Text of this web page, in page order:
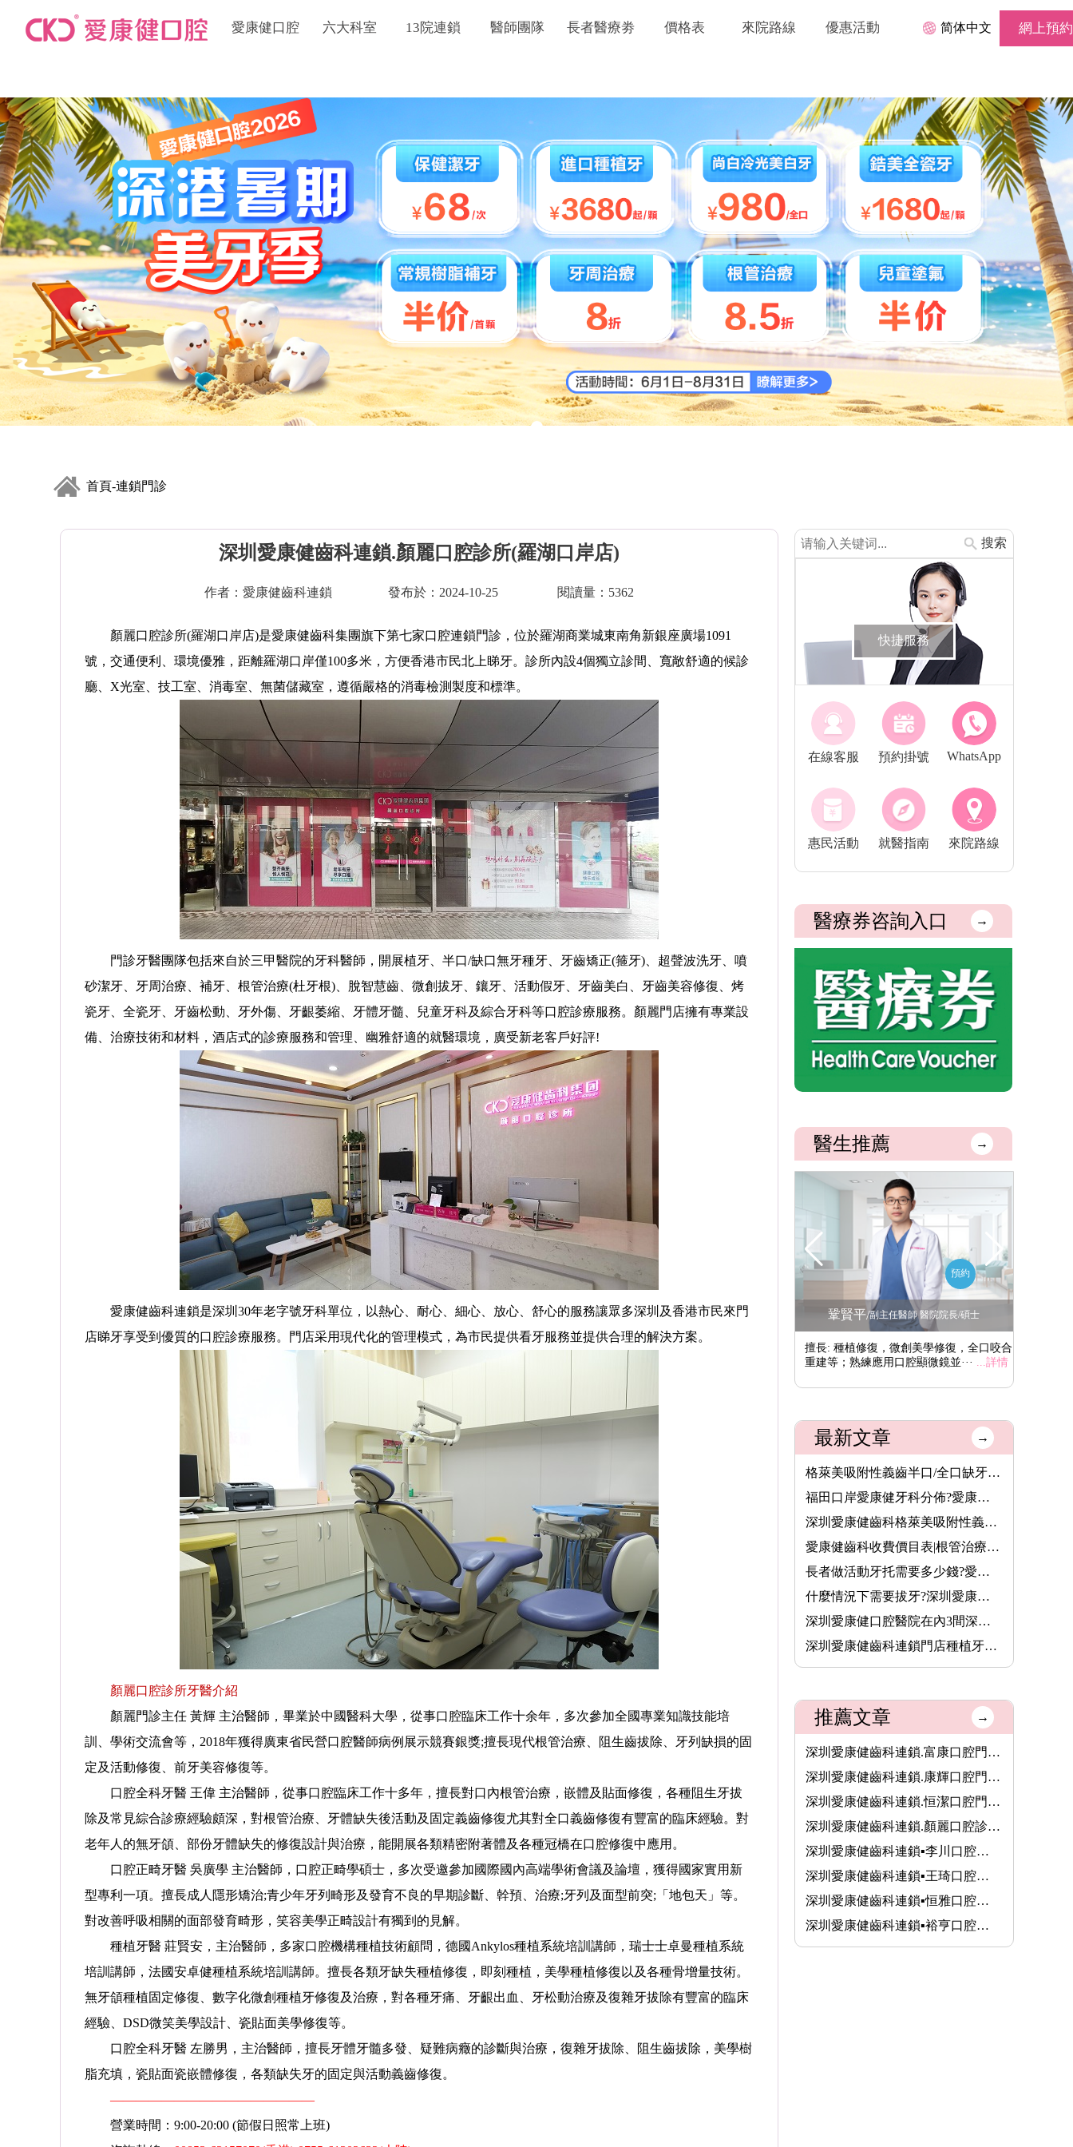
愛康健口腔 六大科室 13院連鎖 醫師團隊 長者醫療劵 價格表 來院路線 優惠活動 简体中文 網上預約
首頁-連鎖門診
深圳愛康健齒科連鎖.顏麗口腔診所(羅湖口岸店)
作者：愛康健齒科連鎖 發布於：2024-10-25 閱讀量：5362
顏麗口腔診所(羅湖口岸店)是愛康健齒科集團旗下第七家口腔連鎖門診，位於羅湖商業城東南角新銀座廣場1091
號，交通便利、環境優雅，距離羅湖口岸僅100多米，方便香港市民北上睇牙。診所內設4個獨立診間、寬敞舒適的候診
廳、X光室、技工室、消毒室、無菌儲藏室，遵循嚴格的消毒檢測製度和標準。
門診牙醫團隊包括來自於三甲醫院的牙科醫師，開展植牙、半口/缺口無牙種牙、牙齒矯正(箍牙)、超聲波洗牙、噴
砂潔牙、牙周治療、補牙、根管治療(杜牙根)、脫智慧齒、微創拔牙、鑲牙、活動假牙、牙齒美白、牙齒美容修復、烤
瓷牙、全瓷牙、牙齒松動、牙外傷、牙齦萎縮、牙體牙髓、兒童牙科及綜合牙科等口腔診療服務。顏麗門店擁有專業設
備、治療技術和材料，酒店式的診療服務和管理、幽雅舒適的就醫環境，廣受新老客戶好評!
愛康健齒科連鎖是深圳30年老字號牙科單位，以熱心、耐心、細心、放心、舒心的服務讓眾多深圳及香港市民來門
店睇牙享受到優質的口腔診療服務。門店采用現代化的管理模式，為市民提供看牙服務並提供合理的解決方案。
顏麗口腔診所牙醫介紹
顏麗門診主任 黃輝 主治醫師，畢業於中國醫科大學，從事口腔臨床工作十余年，多次參加全國專業知識技能培
訓、學術交流會等，2018年獲得廣東省民營口腔醫師病例展示競賽銀獎;擅長現代根管治療、阻生齒拔除、牙列缺損的固
定及活動修復、前牙美容修復等。
口腔全科牙醫 王偉 主治醫師，從事口腔臨床工作十多年，擅長對口內根管治療，嵌體及貼面修復，各種阻生牙拔
除及常見綜合診療經驗頗深，對根管治療、牙體缺失後活動及固定義齒修復尤其對全口義齒修復有豐富的臨床經驗。對
老年人的無牙頜、部份牙體缺失的修復設計與治療，能開展各類精密附著體及各種冠橋在口腔修復中應用。
口腔正畸牙醫 吳廣學 主治醫師，口腔正畸學碩士，多次受邀參加國際國內高端學術會議及論壇，獲得國家實用新
型專利一項。擅長成人隱形矯治;青少年牙列畸形及發育不良的早期診斷、幹預、治療;牙列及面型前突;「地包天」等。
對改善呼吸相關的面部發育畸形，笑容美學正畸設計有獨到的見解。
種植牙醫 莊賢安，主治醫師，多家口腔機構種植技術顧問，德國Ankylos種植系統培訓講師，瑞士士卓曼種植系統
培訓講師，法國安卓健種植系統培訓講師。擅長各類牙缺失種植修復，即刻種植，美學種植修復以及各種骨增量技術。
無牙頜種植固定修復、數字化微創種植牙修復及治療，對各種牙痛、牙齦出血、牙松動治療及復雜牙拔除有豐富的臨床
經驗、DSD微笑美學設計、瓷貼面美學修復等。
口腔全科牙醫 左勝男，主治醫師，擅長牙體牙髓多發、疑難病癥的診斷與治療，復雜牙拔除、阻生齒拔除，美學樹
脂充填，瓷貼面瓷嵌體修復，各類缺失牙的固定與活動義齒修復。
————————————————
營業時間：9:00-20:00 (節假日照常上班)
搜索
快捷服務
在線客服 預約掛號 WhatsApp
惠民活動 就醫指南 來院路線
醫療券咨詢入口 →
醫生推薦 →
任醫師 集團牙周學科帶頭人 熊國平/主任醫師/正畸博士
預約
擅長: 兒童、青少年、成人的各類牙、頜、
面畸形的診斷與治療。
劉鑫/副主任醫師 門診院長/博士
預約
擅長: 各種疑難種植牙，穿顴穿翼，全口無
牙頜，上頜竇提升，復雜的軟硬···
吳雨函/主治醫師 口腔醫學博士
擅長: 復雜口腔種植、美學修復、數值化植
牙、微創植牙、即刻植牙、植骨···
鞏賢平/副主任醫師 醫院院長/碩士
預約
擅長: 種植修復，微創美學修復，全口咬合
重建等；熟練應用口腔顯微鏡並···
...詳情
最新文章 →
格萊美吸附性義齒半口/全口缺牙者的穩固新選擇,活動牙可以香港長···
福田口岸愛康健牙科分佈?愛康健齒科收費價錢2026
深圳愛康健齒科格萊美吸附性義齒半口價錢7000元,全口費用13800元···
愛康健齒科收費價目表|根管治療8.5折,保健洗牙68元,特價植牙3680···
長者做活動牙托需要多少錢?愛康健齒科格萊美吸附性義齒價格(半口···
什麼情況下需要拔牙?深圳愛康健齒科拔牙價錢收費價目表2025
深圳愛康健口腔醫院在內3間深圳醫療機構,8月14日起可用香港長者醫···
深圳愛康健齒科連鎖門店種植牙價格表2026|愛康健進口植牙3680元起···
推薦文章 →
深圳愛康健齒科連鎖.富康口腔門診部(羅湖火車站店)
深圳愛康健齒科連鎖.康輝口腔門診部(羅湖旗艦店)
深圳愛康健齒科連鎖.恒潔口腔門診部(羅湖大劇院店)
深圳愛康健齒科連鎖.顏麗口腔診所(羅湖口岸店)
深圳愛康健齒科連鎖▪李川口腔診所(福田旗艦店)
深圳愛康健齒科連鎖▪王琦口腔診所(福田口岸店)
深圳愛康健齒科連鎖▪恒雅口腔門診部(南山旗艦店)
深圳愛康健齒科連鎖▪裕亨口腔診所(福田口岸裕亨店)